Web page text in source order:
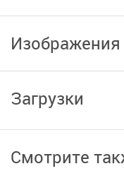
Изображения
Загрузки
Смотрите